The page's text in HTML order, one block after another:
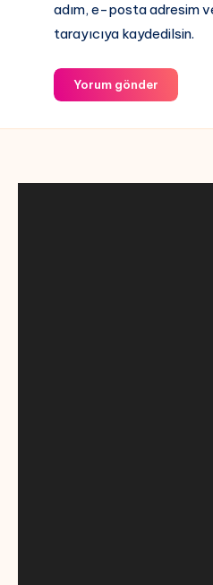
adım, e-posta adresim
tarayıcıya kaydedilsin.
Yorum gönder